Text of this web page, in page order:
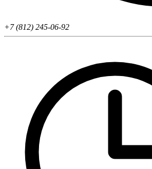
+7 (812) 245-06-92